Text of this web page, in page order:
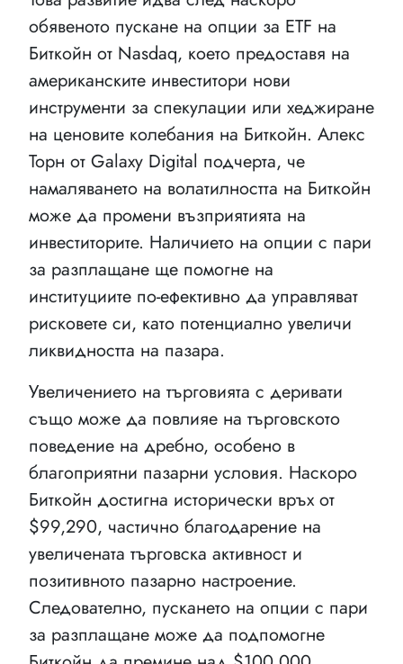
обявеното пускане на опции за ETF на
Биткойн от Nasdaq, което предоставя на
американските инвеститори нови
инструменти за спекулации или хеджиране
на ценовите колебания на Биткойн. Алекс
Торн от Galaxy Digital подчерта, че
намаляването на волатилността на Биткойн
може да промени възприятията на
инвеститорите. Наличието на опции с пари
за разплащане ще помогне на
институциите по-ефективно да управляват
рисковете си, като потенциално увеличи
ликвидността на пазара.
Увеличението на търговията с деривати
също може да повлияе на търговското
поведение на дребно, особено в
благоприятни пазарни условия. Наскоро
Биткойн достигна исторически връх от
$99,290, частично благодарение на
увеличената търговска активност и
позитивното пазарно настроение.
Следователно, пускането на опции с пари
за разплащане може да подпомогне